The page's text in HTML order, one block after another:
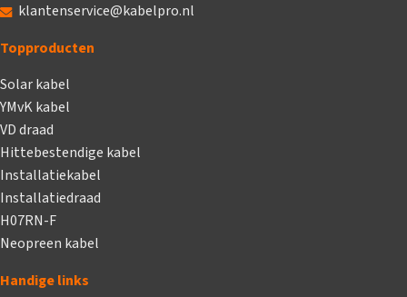
klantenservice@kabelpro.nl
Topproducten
Solar kabel
YMvK kabel
VD draad
Hittebestendige kabel
Installatiekabel
Installatiedraad
H07RN-F
Neopreen kabel
Handige links